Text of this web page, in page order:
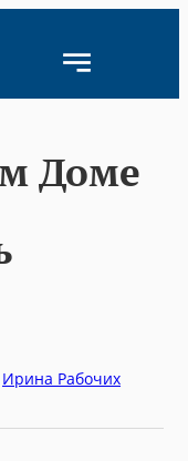
Доме
Ирина Рабочих